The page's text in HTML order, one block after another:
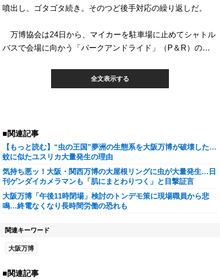
噴出し、ゴタゴタ続き。そのつど後手対応の繰り返しだ。
万博協会は24日から、マイカーを駐車場に止めてシャトル
バスで会場に向かう「パークアンドライド」（P＆R）の…
全文表示する
■関連記事
【もっと読む】“虫の王国”夢洲の生態系を大阪万博が破壊した…
蚊に似たユスリカ大量発生の理由
気持ち悪ッ！大阪・関西万博の大屋根リングに虫が大量発生…日
刊ゲンダイカメラマンも「肌にまとわりつく」と目撃証言
大阪万博「午後11時閉場」検討のトンデモ策に現場職員から悲
鳴…終電なくなり長時間労働の恐れも
関連キーワード
大阪万博
■関連記事